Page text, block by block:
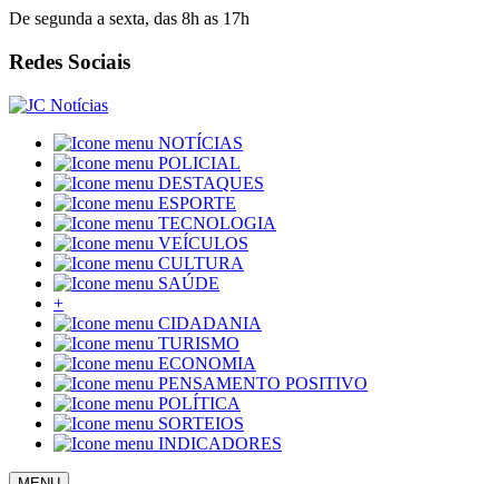
De segunda a sexta, das 8h as 17h
Redes Sociais
NOTÍCIAS
POLICIAL
DESTAQUES
ESPORTE
TECNOLOGIA
VEÍCULOS
CULTURA
SAÚDE
+
CIDADANIA
TURISMO
ECONOMIA
PENSAMENTO POSITIVO
POLÍTICA
SORTEIOS
INDICADORES